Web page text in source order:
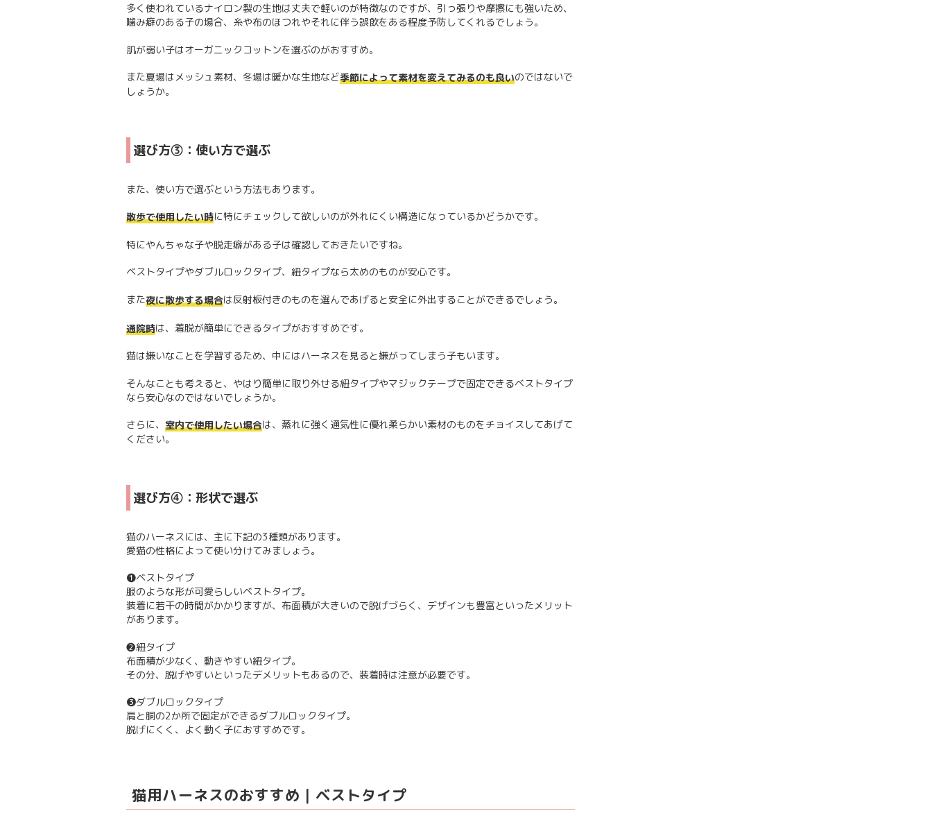
多く使われているナイロン製の生地は丈夫で軽いのが特徴なのですが、引っ張りや摩擦にも強いため、
噛み癖のある子の場合、糸や布のほつれやそれに伴う誤飲をある程度予防してくれるでしょう。
肌が弱い子はオーガニックコットンを選ぶのがおすすめ。
また夏場はメッシュ素材、冬場は暖かな生地など季節によって素材を変えてみるのも良いのではないで
しょうか。
選び方③：使い方で選ぶ
また、使い方で選ぶという方法もあります。
散歩で使用したい時に特にチェックして欲しいのが外れにくい構造になっているかどうかです。
特にやんちゃな子や脱走癖がある子は確認しておきたいですね。
ベストタイプやダブルロックタイプ、紐タイプなら太めのものが安心です。
また夜に散歩する場合は反射板付きのものを選んであげると安全に外出することができるでしょう。
通院時は、着脱が簡単にできるタイプがおすすめです。
猫は嫌いなことを学習するため、中にはハーネスを見ると嫌がってしまう子もいます。
そんなことも考えると、やはり簡単に取り外せる紐タイプやマジックテープで固定できるベストタイプ
なら安心なのではないでしょうか。
さらに、 室内で使用したい場合は、蒸れに強く通気性に優れ柔らかい素材のものをチョイスしてあげて
ください。
選び方④：形状で選ぶ
猫のハーネスには、主に下記の3種類があります。
愛猫の性格によって使い分けてみましょう。
❶ベストタイプ
服のような形が可愛らしいベストタイプ。
装着に若干の時間がかかりますが、布面積が大きいので脱げづらく、デザインも豊富といったメリット
があります。
❷紐タイプ
布面積が少なく、動きやすい紐タイプ。
その分、脱げやすいといったデメリットもあるので、装着時は注意が必要です。
❸ダブルロックタイプ
肩と胴の2か所で固定ができるダブルロックタイプ。
脱げにくく、よく動く子におすすめです。
猫用ハーネスのおすすめ｜ベストタイプ